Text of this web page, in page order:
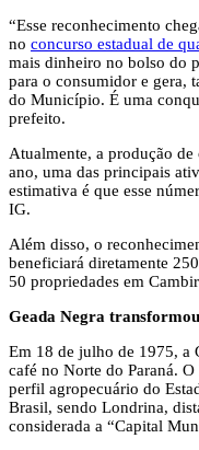
“Esse reconhecimento
no concurso estadual de
mais dinheiro no bolso do
para o consumidor e gera,
do Município. É uma
prefeito.
Atualmente, a produção
ano, uma das principais
estimativa é que esse
IG.
Além disso, o
beneficiará diretamente
50 propriedades em
Geada Negra
Em 18 de julho de 1975, a
café no Norte do Paraná.
perfil agropecuário do
Brasil, sendo Londrina,
considerada a “Capital